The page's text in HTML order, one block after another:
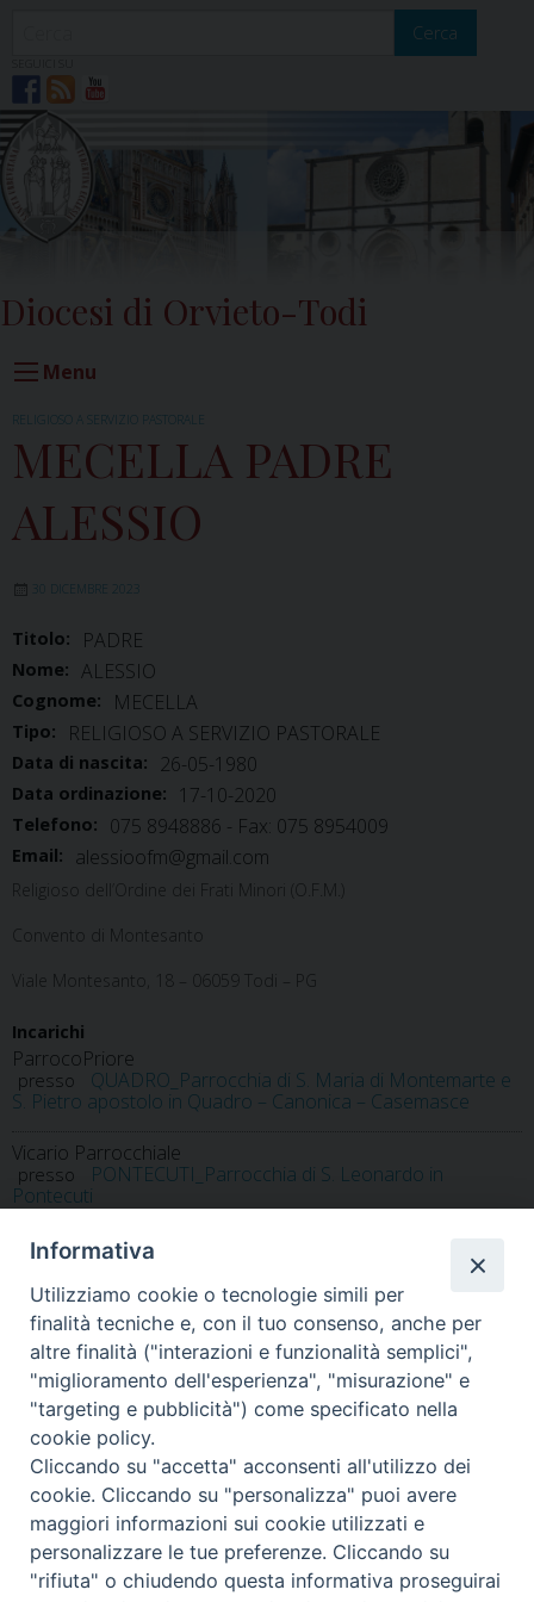
Cerca
Diocesi di Orvieto-Todi
Menu
RELIGIOSO A SERVIZIO PASTORALE
MECELLA PADRE
ALESSIO
30 DICEMBRE 2023
Titolo: PADRE
Nome: ALESSIO
Cognome: MECELLA
Tipo: RELIGIOSO A SERVIZIO PASTORALE
Data di nascita: 26-05-1980
Data ordinazione: 17-10-2020
Telefono: 075 8948886 - Fax: 075 8954009
Email: alessioofm@gmail.com
Religioso dell’Ordine dei Frati Minori (O.F.M.)
Convento di Montesanto
Viale Montesanto, 18 – 06059 Todi – PG
Incarichi
ParrocoPriore
presso
QUADRO_Parrocchia di S. Maria di Montemarte e
S. Pietro apostolo in Quadro – Canonica – Casemasce
Vicario Parrocchiale
presso
PONTECUTI_Parrocchia di S. Leonardo in
Pontecuti
Home Il Vescovo Diocesi Pastorale
Liturgia
Beni Culturali
Modulistica
Casa dioc. di Spagliagrano Webmail
2025 copyright
Informativa
Utilizziamo cookie o tecnologie simili per
finalità tecniche e, con il tuo consenso, anche per
altre finalità ("interazioni e funzionalità semplici",
"miglioramento dell'esperienza", "misurazione" e
"targeting e pubblicità") come specificato nella
cookie policy.
Cliccando su "accetta" acconsenti all'utilizzo dei
cookie. Cliccando su "personalizza" puoi avere
maggiori informazioni sui cookie utilizzati e
personalizzare le tue preferenze. Cliccando su
"rifiuta" o chiudendo questa informativa proseguirai